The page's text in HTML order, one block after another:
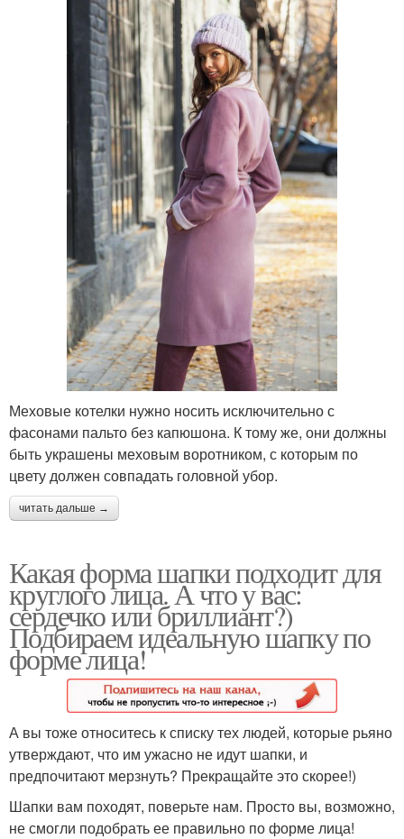
Меховые котелки нужно носить исключительно с
фасонами пальто без капюшона. К тому же, они должны
быть украшены меховым воротником, с которым по
цвету должен совпадать головной убор.
читать дальше →
Какая форма шапки подходит для
круглого лица. А что у вас:
сердечко или бриллиант?)
Подбираем идеальную шапку по
форме лица!
А вы тоже относитесь к списку тех людей, которые рьяно
утверждают, что им ужасно не идут шапки, и
предпочитают мерзнуть? Прекращайте это скорее!)
Шапки вам походят, поверьте нам. Просто вы, возможно,
не смогли подобрать ее правильно по форме лица!